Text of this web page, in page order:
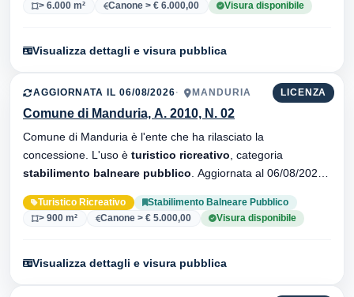
> 6.000 m²
Canone > € 6.000,00 Visura disponibile
Visualizza dettagli e visura pubblica
LICENZA
AGGIORNATA IL 06/08/2026 MANDURIA
Comune di Manduria, A. 2010, N. 02
Comune di Manduria è l'ente che ha rilasciato la
concessione. L'uso è turistico ricreativo , categoria
stabilimento balneare pubblico
Turistico Ricreativo
Stabilimento Balneare Pubblico
> 900 m²
Canone > € 5.000,00 Visura disponibile
Visualizza dettagli e visura pubblica